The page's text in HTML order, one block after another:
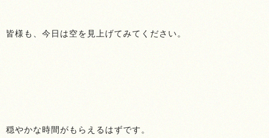
皆様も、今日は空を見上げてみてください。
穏やかな時間がもらえるはずです。